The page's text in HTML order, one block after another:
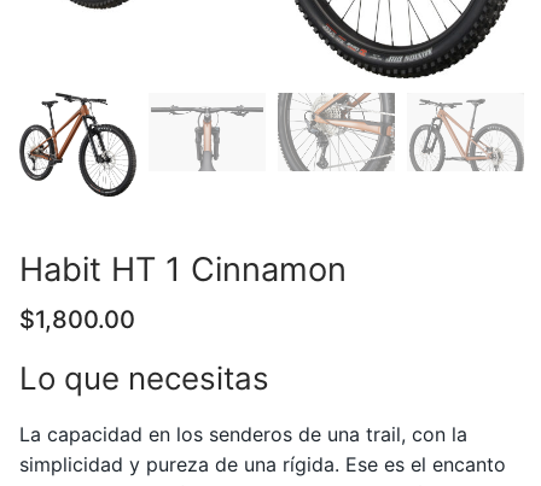
Habit HT 1 Cinnamon
$1,800.00
Lo que necesitas
La capacidad en los senderos de una trail, con la
simplicidad y pureza de una rígida. Ese es el encanto